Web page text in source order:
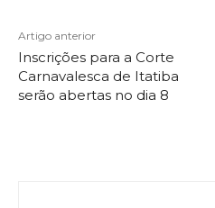
Artigo anterior
Inscrições para a Corte
Carnavalesca de Itatiba
serão abertas no dia 8